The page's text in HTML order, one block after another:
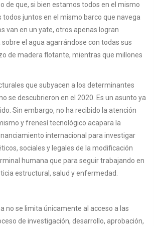
de que, si bien estamos todos en el mismo
juntos en el mismo barco que navega
van en un yate, otros apenas logran
el agua agarrándose con todas sus
de madera flotante, mientras que millones
que subyacen a los determinantes
se descubrieron en el 2020. Es un asunto ya
Sin embargo, no ha recibido la atención
y frenesí tecnológico acapara la
internacional para investigar
sociales y legales de la modificación
humana que para seguir trabajando en
estructural, salud y enfermedad.
no se limita únicamente al acceso a las
de investigación, desarrollo, aprobación,